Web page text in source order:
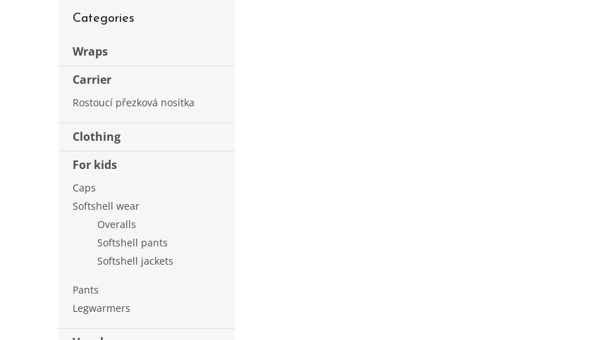
categories
Categories
Wraps
Carrier
Rostoucí přezková nosítka
Clothing
For kids
Caps
Softshell wear
Overalls
Softshell pants
Softshell jackets
Pants
Legwarmers